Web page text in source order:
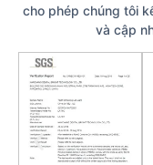
cho phép chúng tôi
và cập